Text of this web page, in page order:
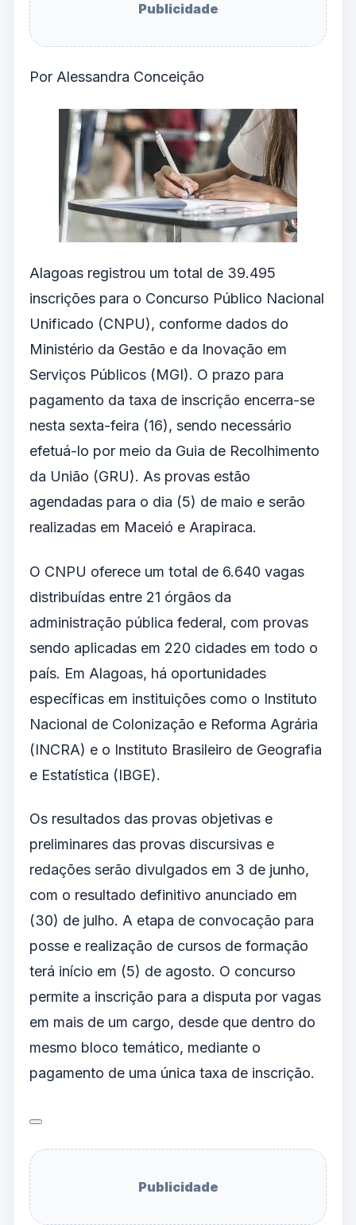
Publicidade
Por Alessandra Conceição
Alagoas registrou um total de 39.495
inscrições para o Concurso Público Nacional
Unificado (CNPU), conforme dados do
Ministério da Gestão e da Inovação em
Serviços Públicos (MGI). O prazo para
pagamento da taxa de inscrição encerra-se
nesta sexta-feira (16), sendo necessário
efetuá-lo por meio da Guia de Recolhimento
da União (GRU). As provas estão
agendadas para o dia (5) de maio e serão
realizadas em Maceió e Arapiraca.
O CNPU oferece um total de 6.640 vagas
distribuídas entre 21 órgãos da
administração pública federal, com provas
sendo aplicadas em 220 cidades em todo o
país. Em Alagoas, há oportunidades
específicas em instituições como o Instituto
Nacional de Colonização e Reforma Agrária
(INCRA) e o Instituto Brasileiro de Geografia
e Estatística (IBGE).
Os resultados das provas objetivas e
preliminares das provas discursivas e
redações serão divulgados em 3 de junho,
com o resultado definitivo anunciado em
(30) de julho. A etapa de convocação para
posse e realização de cursos de formação
terá início em (5) de agosto. O concurso
permite a inscrição para a disputa por vagas
em mais de um cargo, desde que dentro do
mesmo bloco temático, mediante o
pagamento de uma única taxa de inscrição.
Publicidade